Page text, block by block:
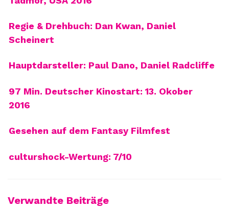
Regie & Drehbuch: Dan Kwan, Daniel
Scheinert
Hauptdarsteller: Paul Dano, Daniel Radcliffe
97 Min. Deutscher Kinostart: 13. Okober
2016
Gesehen auf dem Fantasy Filmfest
culturshock-Wertung: 7/10
Verwandte Beiträge